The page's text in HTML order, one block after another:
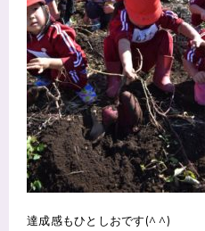
達成感もひとしおです(^ ^)